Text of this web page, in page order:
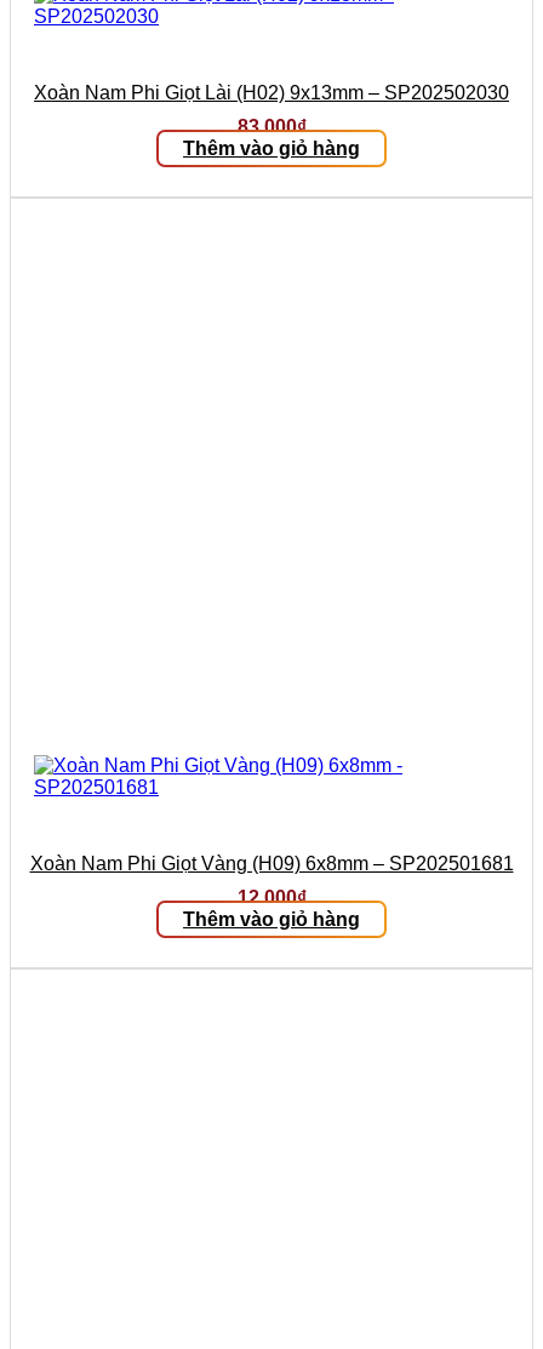
Xoàn Nam Phi Giọt Lài (H02) 9x13mm – SP202502030
83.000₫
Thêm vào giỏ hàng
Xoàn Nam Phi Giọt Vàng (H09) 6x8mm – SP202501681
12.000₫
Thêm vào giỏ hàng